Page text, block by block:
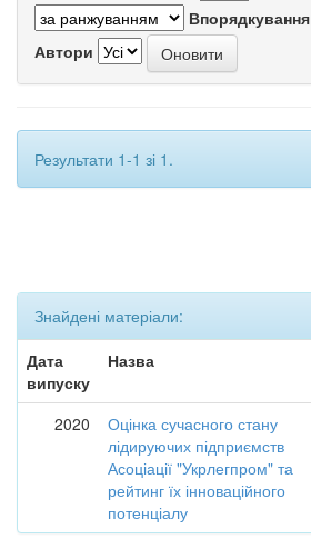
Впорядкування
Автори
Результати 1-1 зі 1.
Знайдені матеріали:
Дата
випуску
Назва
2020
Оцінка сучасного стану
лідируючих підприємств
Асоціації "Укрлегпром" та
рейтинг їх інноваційного
потенціалу